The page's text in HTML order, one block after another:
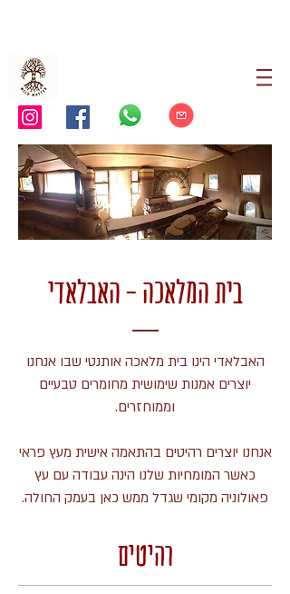
בית המלאכה - האבלאדי
האבלאדי הינו בית מלאכה אותנטי שבו אנחנו
יוצרים אמנות שימושית מחומרים טבעיים
וממוחזרים.
אנחנו יוצרים רהיטים בהתאמה אישית מעץ פראי
כאשר המומחיות שלנו הינה עבודה עם עץ
פאולוניה מקומי שגדל ממש כאן בעמק החולה.
רהיטים